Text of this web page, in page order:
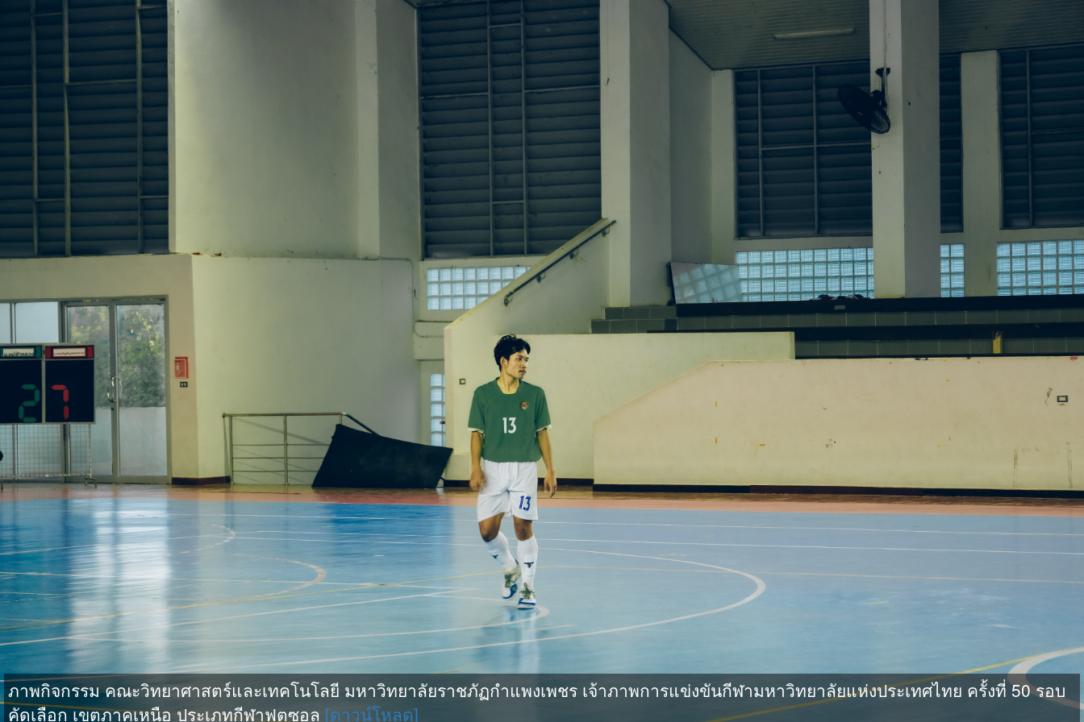
ภาพกิจกรรม คณะวิทยาศาสตร์และเทคโนโลยี มหาวิทยาลัยราชภัฏกำแพงเพชร เจ้าภาพการแข่งขันกีฬามหาวิทยาลัยแห่งประเทศไทย ครั้งที่ 50 รอบ
คัดเลือก เขตภาคเหนือ ประเภทกีฬาฟุตซอล [ดาวน์โหลด]